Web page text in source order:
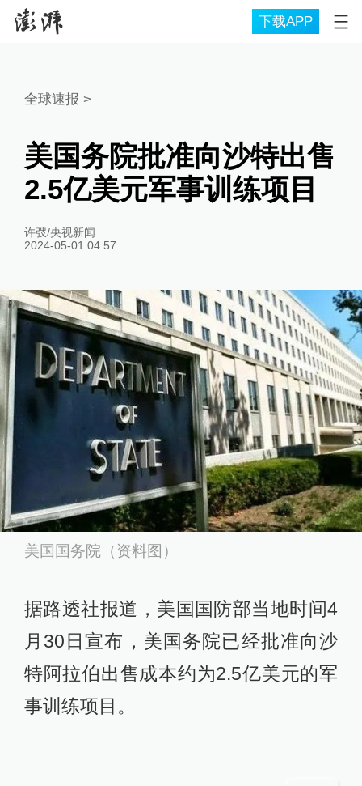
下载APP
全球速报 >
美国务院批准向沙特出售
2.5亿美元军事训练项目
许弢/央视新闻
2024-05-01 04:57
美国国务院（资料图）
据路透社报道，美国国防部当地时间4
月30日宣布，美国务院已经批准向沙
特阿拉伯出售成本约为2.5亿美元的军
事训练项目。